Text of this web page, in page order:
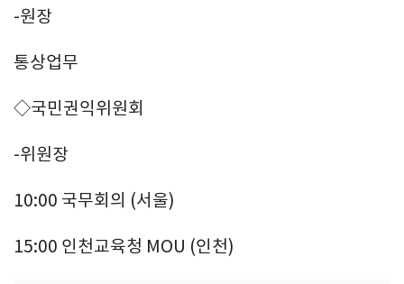
-원장
통상업무
◇국민권익위원회
-위원장
10:00 국무회의 (서울)
15:00 인천교육청 MOU (인천)